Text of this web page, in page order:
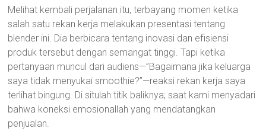
Melihat kembali perjalanan itu, terbayang momen ketika
salah satu rekan kerja melakukan presentasi tentang
blender ini. Dia berbicara tentang inovasi dan efisiensi
produk tersebut dengan semangat tinggi. Tapi ketika
pertanyaan muncul dari audiens—”Bagaimana jika keluarga
saya tidak menyukai smoothie?”—reaksi rekan kerja saya
terlihat bingung. Di situlah titik baliknya; saat kami menyadari
bahwa koneksi emosionallah yang mendatangkan
penjualan.